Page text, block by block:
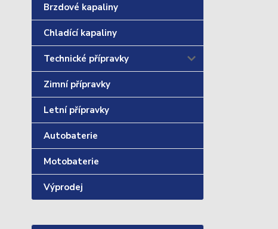
Brzdové kapaliny
Chladící kapaliny
Technické přípravky
Zimní přípravky
Letní přípravky
Autobaterie
Motobaterie
Výprodej